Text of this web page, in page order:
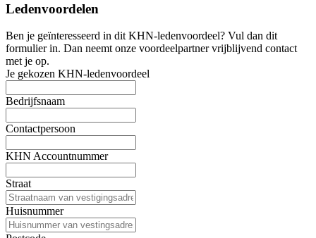
Ledenvoordelen
Ben je geïnteresseerd in dit KHN-ledenvoordeel? Vul dan dit
formulier in. Dan neemt onze voordeelpartner vrijblijvend contact
met je op.
Je gekozen KHN-ledenvoordeel
Bedrijfsnaam
Contactpersoon
KHN Accountnummer
Straat
Huisnummer